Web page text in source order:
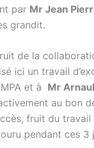
par Mr Jean
grandit.
de la
ici un travail
et à Mr
au bon
fruit du travail
pendant ces 3